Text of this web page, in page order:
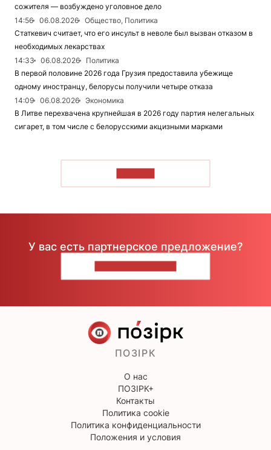
сожителя — возбуждено уголовное дело
14:56
06.08.2026
Общество, Политика
Статкевич считает, что его инсульт в неволе был вызван отказом в
необходимых лекарствах
14:33
06.08.2026
Политика
В первой половине 2026 года Грузия предоставила убежище
одному иностранцу, белорусы получили четыре отказа
14:09
06.08.2026
Экономика
В Литве перехвачена крупнейшая в 2026 году партия нелегальных
сигарет, в том числе с белорусскими акцизными марками
У вас есть партнерское предложение?
ПОЗІРК
О нас
ПОЗІРК+
Контакты
Политика cookie
Политика конфиденциальности
Положения и условия